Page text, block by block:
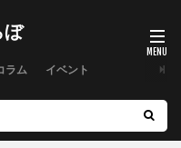
ぼ
ラム イベント